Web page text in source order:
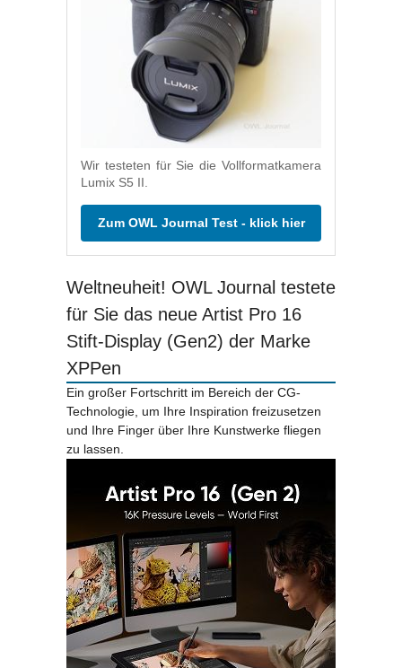
Wir testeten für Sie die Vollformatkamera
Lumix S5 II.
Zum OWL Journal Test - klick hier
Weltneuheit! OWL Journal testete
für Sie das neue Artist Pro 16
Stift-Display (Gen2) der Marke
XPPen
Ein großer Fortschritt im Bereich der CG-
Technologie, um Ihre Inspiration freizusetzen
und Ihre Finger über Ihre Kunstwerke fliegen
zu lassen.